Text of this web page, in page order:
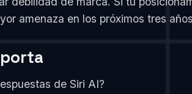
amenaza en los próximos tres
de Siri AI?